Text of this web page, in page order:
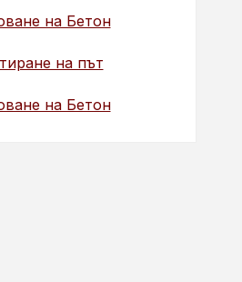
на Бетон
на път
на Бетон